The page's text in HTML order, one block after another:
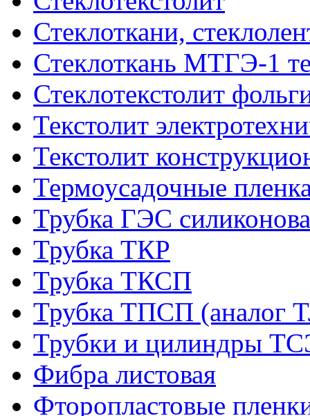
Стеклоткани,
Стеклоткань МТГЭ-1
Стеклотекстолит
Текстолит
Текстолит
Термоусадочные
Трубка ГЭС
Трубка ТКР
Трубка ТКСП
Трубка ТПСП (аналог
Трубки и цилиндры
Фибра листовая
Фторопластовые